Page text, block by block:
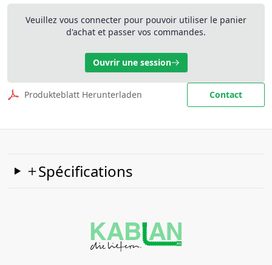
Veuillez vous connecter pour pouvoir utiliser le panier
d'achat et passer vos commandes.
Ouvrir une session
Produkteblatt Herunterladen Contact
Spécifications